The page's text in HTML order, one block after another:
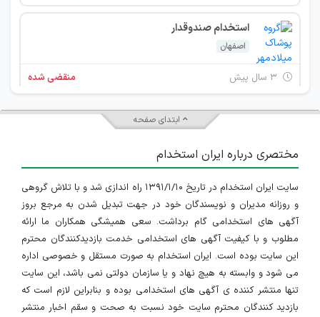
استخدام صندوقدار
اصفهان
منقضی شده
استخدام فوری گروه پوشاک میلادمهر در چهار ردیف شغلی
۴ سال پیش منقضی شده
استخدام فروشنده و صندوق دار خانم در گروه پوشاک میلادمهر اصفهان
اصفهان
۴ سال پیش منقضی شده
استخدام گروه پوشاک میلادمهر در سه ردیف شغلی : صندوقدار مجرب خانم- فروشنده مجرب آقا و خانم
اصفهان
ابتدای صفحه
مختصری درباره ایران استخدام
سایت ایران استخدام در تاریخ ۱۳۹۱/۱/۱۰ راه اندازی شد و با تلاش گروهی
و روزانه مدیران و نویسندگان خود در جهت تبدیل شدن به مرجع بروز
آگهی های استخدامی گام برداشت. سعی همیشگی همکاران ما ارائه
مطلوب و با کیفیت آگهی های استخدامی خدمت بازدیدکنندگان محترم
این سایت بوده است. ایران استخدام به صورت مستقل و خصوصی اداره
می شود و وابسته به هیچ نهاد و یا سازمان دولتی نمی باشد، این سایت
تنها منتشر کننده ی آگهی های استخدامی بوده و بنابراین لازم است که
بازدید کنندگان محترم سایت خود نسبت به صحت و سقم اخبار منتشر